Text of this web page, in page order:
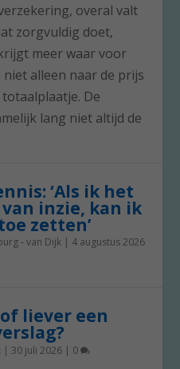
overal valt
zorgvuldig doet,
meer waar voor
alleen naar de prijs
De
lang niet altijd de
‘Als ik het
inzie, kan ik
zetten’
- van Dijk | 4 augustus 2026
liever een
| 30 juli 2026 | 0